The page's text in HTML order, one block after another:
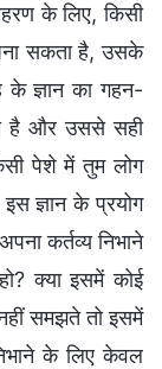
के लिए, किसी
सकता है, उसके
ज्ञान का गहन-
है और उससे सही
पेशे में तुम लोग
ज्ञान के प्रयोग
कर्तव्य निभाने
क्या इसमें कोई
समझते तो इसमें
के लिए केवल